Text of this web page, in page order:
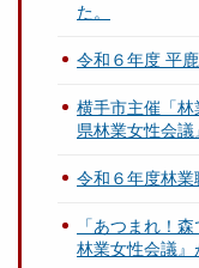
た。
令和６年度 平
横手市主催「林
県林業女性会
令和６年度林
「あつまれ！
林業女性会議